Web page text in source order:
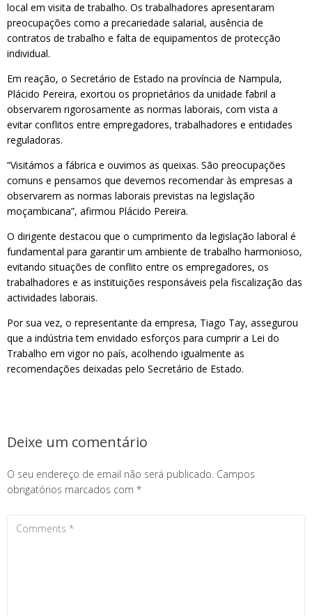
local em visita de trabalho. Os trabalhadores apresentaram
preocupações como a precariedade salarial, ausência de
contratos de trabalho e falta de equipamentos de protecção
individual.
Em reação, o Secretário de Estado na província de Nampula,
Plácido Pereira, exortou os proprietários da unidade fabril a
observarem rigorosamente as normas laborais, com vista a
evitar conflitos entre empregadores, trabalhadores e entidades
reguladoras.
“Visitámos a fábrica e ouvimos as queixas. São preocupações
comuns e pensamos que devemos recomendar às empresas a
observarem as normas laborais previstas na legislação
moçambicana”, afirmou Plácido Pereira.
O dirigente destacou que o cumprimento da legislação laboral é
fundamental para garantir um ambiente de trabalho harmonioso,
evitando situações de conflito entre os empregadores, os
trabalhadores e as instituições responsáveis pela fiscalização das
actividades laborais.
Por sua vez, o representante da empresa, Tiago Tay, assegurou
que a indústria tem envidado esforços para cumprir a Lei do
Trabalho em vigor no país, acolhendo igualmente as
recomendações deixadas pelo Secretário de Estado.
Deixe um comentário
O seu endereço de email não será publicado. Campos
obrigatórios marcados com *